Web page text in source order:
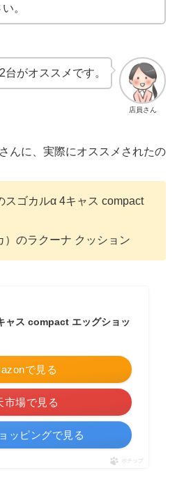
。
店員さん
台がオススメです。
んに、実際にオススメされたの
スゴカルα 4キャス compact
）のラクーナ クッション
ャス compact エッグショッ
で見る
市場で見る
ッピングで見る
ポチップ